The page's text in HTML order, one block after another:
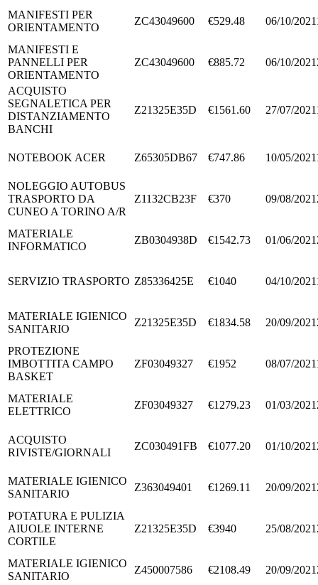
MANIFESTI PER
ORIENTAMENTO
ZC43049600 €529.48 06/10/
MANIFESTI E
PANNELLI PER
ORIENTAMENTO
ZC43049600 €885.72 06/10/
ACQUISTO
SEGNALETICA PER
DISTANZIAMENTO
BANCHI
Z21325E35D €1561.60 27/07/
NOTEBOOK ACER Z65305DB67 €747.86 10/05/
NOLEGGIO AUTOBUS
TRASPORTO DA
CUNEO A TORINO A/R
Z1132CB23F €370 09/08/
MATERIALE
INFORMATICO
ZB0304938D €1542.73 01/06/
SERVIZIO TRASPORTO Z85336425E €1040 04/10/
MATERIALE IGIENICO
SANITARIO
Z21325E35D €1834.58 20/09/
PROTEZIONE
IMBOTTITA CAMPO
BASKET
ZF03049327 €1952 08/07/
MATERIALE
ELETTRICO
ZF03049327 €1279.23 01/03/
ACQUISTO
RIVISTE/GIORNALI
ZC030491FB €1077.20 01/10/
MATERIALE IGIENICO
SANITARIO
Z363049401 €1269.11 20/09/
POTATURA E PULIZIA
AIUOLE INTERNE
CORTILE
Z21325E35D €3940 25/08/
MATERIALE IGIENICO
SANITARIO
Z450007586 €2108.49 20/09/